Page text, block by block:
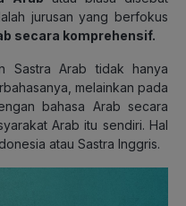
jurusan yang berfokus
secara komprehensif.
Sastra Arab tidak hanya
melainkan pada
bahasa Arab secara
Arab itu sendiri. Hal
atau Sastra Inggris.